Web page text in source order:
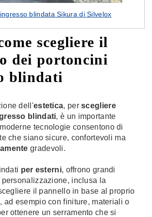
blindata Sikura di Silvelox
scegliere il
dei portoncini
blindati
dell'estetica, perscegliere
blindati, è un importante
tecnologie consentono di
che siano sicure, confortevoli ma
gradevoli.
per esterni, offrono grandi
inclusa la
il pannello in base al proprio
ad esempio con finiture, materiali o
ottenere un serramento che si